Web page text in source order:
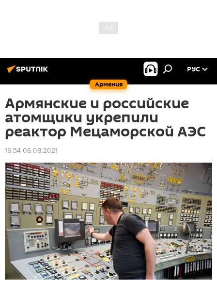
Армения
РУС
Армянские и российские
атомщики укрепили
реактор Мецаморской АЭС
16:54 06.08.2021